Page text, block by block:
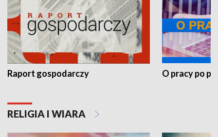
Raport gospodarczy O pracy po
RELIGIA I WIARA